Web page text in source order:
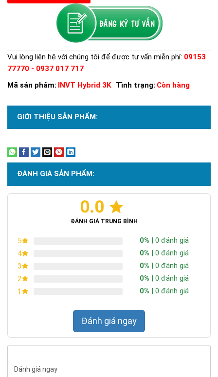
Vui lòng liên hệ với chúng tôi để được tư vấn miễn phí: 09153
77770 - 0937 017 717
Mã sản phẩm: INVT Hybrid 3K Tình trạng: Còn hàng
GIỚI THIỆU SẢN PHẨM:Xem thêm
ĐÁNH GIÁ SẢN PHẨM:
0.0
ĐÁNH GIÁ TRUNG BÌNH
5 0% | 0 đánh giá
4
0% | 0 đánh giá
3
0% | 0 đánh giá
2
0% | 0 đánh giá
1
0% | 0 đánh giá
Đánh giá ngay
Đánh giá ngay